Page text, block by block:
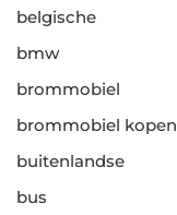
belgische
bmw
brommobiel
brommobiel kopen
buitenlandse
bus